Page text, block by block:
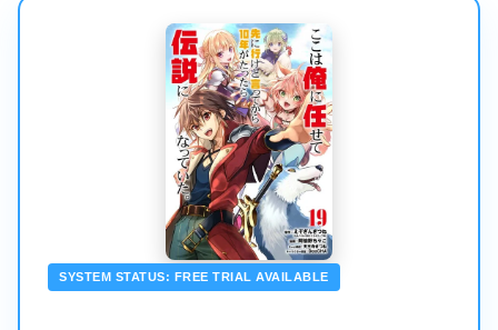
SYSTEM STATUS: FREE TRIAL AVAILABLE